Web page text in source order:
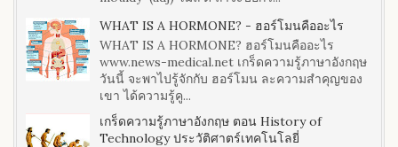
WHAT IS A HORMONE? - ฮอร์โมนคืออะไร
WHAT IS A HORMONE? ฮอร์โมนคืออะไร
www.news-medical.net เกร็ดความรู้ภาษาอังกฤษ
วันนี้ จะพาไปรู้จักกับ ฮอร์โมน ละความสำคุญของ
เขา ได้ความรู้คู...
เกร็ดความรู้ภาษาอังกฤษ ตอน History of
Technology ประวัติศาตร์เทคโนโลยี่